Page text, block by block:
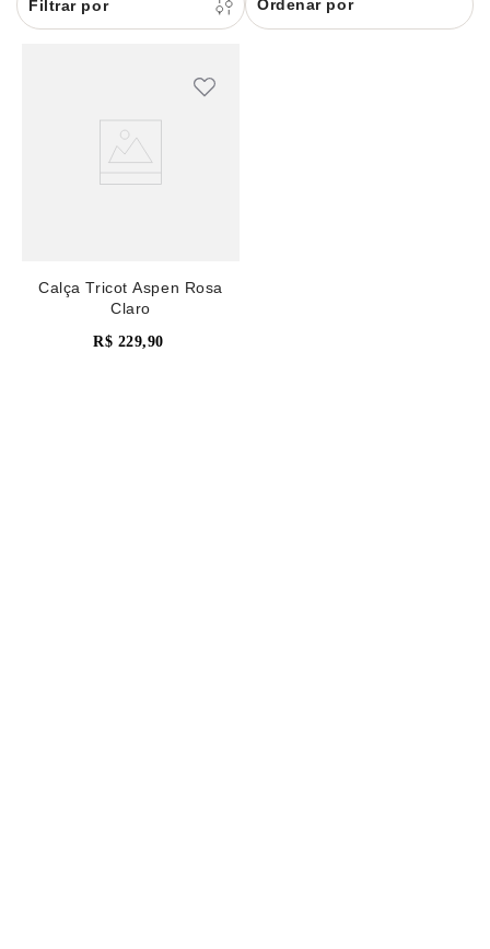
Ordenar por
Calça Tricot Aspen Rosa
Claro
R$ 229,90
8